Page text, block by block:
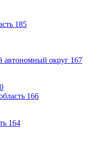
185
округ 167
166
164